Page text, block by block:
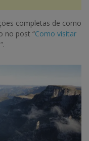
completas de como
no post “Como visitar
“.